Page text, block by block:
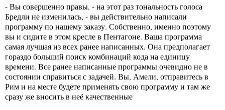
- Вы совершенно правы, - на этот раз тональность голоса
Бредли не изменилась, - вы действительно написали
программу по нашему заказу. Собственно, именно поэтому
вы и сидите в этом кресле в Пентагоне. Ваша программа
самая лучшая из всех ранее написанных. Она предполагает
гораздо больший поиск комбинаций кода на единицу
времени. Все ранее написанные программы очевидно не в
состоянии справиться с задачей. Вы, Амели, отправитесь в
Рим и на месте будете применять свою программу и там же
сразу же вносить в неё качественные